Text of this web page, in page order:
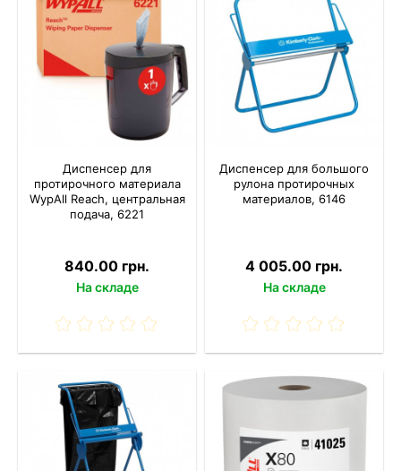
Диспенсер для
протирочного материала
WypAll Reach, центральная
подача, 6221
840.00 грн.
На складе
Диспенсер для большого
рулона протирочных
материалов, 6146
4 005.00 грн.
На складе